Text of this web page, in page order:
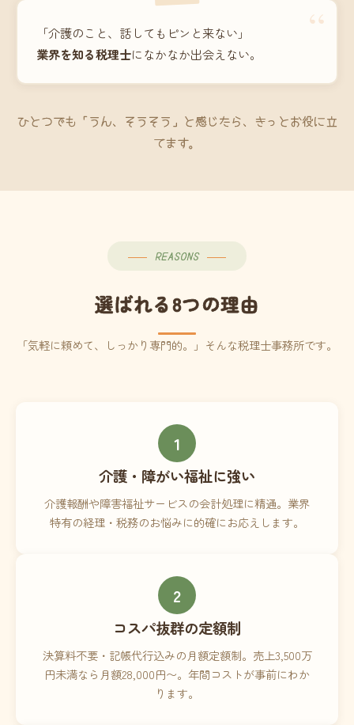
“
「介護のこと、話してもピンと来ない」
業界を知る税理士になかなか出会えない。
ひとつでも「うん、そうそう」と感じたら、きっとお役に立
てます。
REASONS
選ばれる8つの理由
「気軽に頼めて、しっかり専門的。」そんな税理士事務所です。
1
介護・障がい福祉に強い
介護報酬や障害福祉サービスの会計処理に精通。業界
特有の経理・税務のお悩みに的確にお応えします。
2
コスパ抜群の定額制
決算料不要・記帳代行込みの月額定額制。売上3,500万
円未満なら月額28,000円〜。年間コストが事前にわか
ります。